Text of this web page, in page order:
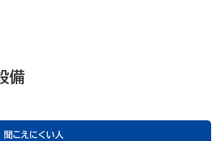
備
聞こえにくい人